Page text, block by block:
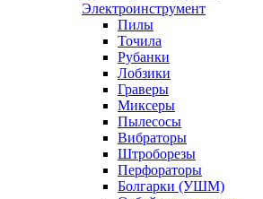
Электроинструмент
Пилы
Точила
Рубанки
Лобзики
Граверы
Миксеры
Пылесосы
Вибраторы
Штроборезы
Перфораторы
Болгарки (УШМ)